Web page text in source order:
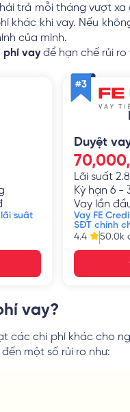
trả mỗi tháng vượt
khi vay. Nếu
của mình.
phí vayđể hạn chế rủi ro
suất
Duyệt
Lãi suất
Kỳ hạn 6 -
Vay lần
Vay FE
SĐT chính
7 triệu,
4.4 50.0k
vay?
các chi phí khác cho
một số rủi ro như: